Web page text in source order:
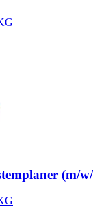
(m/